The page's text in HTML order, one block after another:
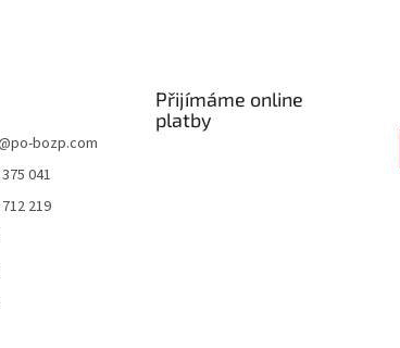
po-bozp.com
041
219
Přijímáme online
platby